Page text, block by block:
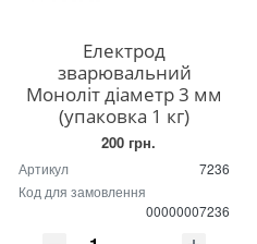
Електрод
зварювальний
Mоноліт діаметр 3 мм
(упаковка 1 кг)
200 грн.
Артикул
7236
Код для замовлення
00000007236